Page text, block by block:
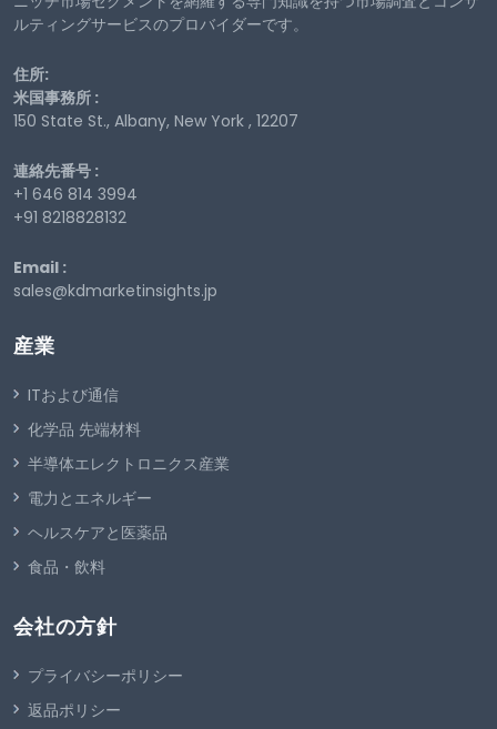
ルティングサービスのプロバイダーです。
住所:
米国事務所 :
150 State St., Albany, New York , 12207
連絡先番号 :
+1 646 814 3994
+91 8218828132
Email :
sales@kdmarketinsights.jp
産業
ITおよび通信
化学品 先端材料
半導体エレクトロニクス産業
電力とエネルギー
ヘルスケアと医薬品
食品・飲料
会社の方針
プライバシーポリシー
返品ポリシー